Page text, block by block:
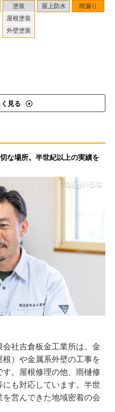
塗装
屋根塗装
外壁塗装
屋上防水 雨漏り
見る
な場所。半世紀以上の実績を
社吉倉板金工業所は、金
）や金属系外壁の工事を
。屋根修理の他、雨樋修
も対応しています。半世
営んできた地域密着の会